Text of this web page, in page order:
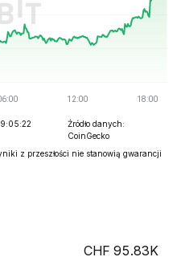
Źródło danych:
CoinGecko
z przeszłości nie stanowią gwarancji
95.83K